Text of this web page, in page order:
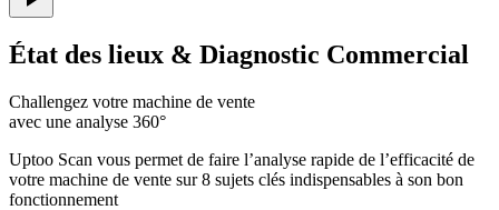
État des lieux & Diagnostic Commercial
Challengez votre machine de vente
avec une analyse 360°
Uptoo Scan vous permet de faire l’analyse rapide de l’efficacité de
votre machine de vente sur 8 sujets clés indispensables à son bon
fonctionnement